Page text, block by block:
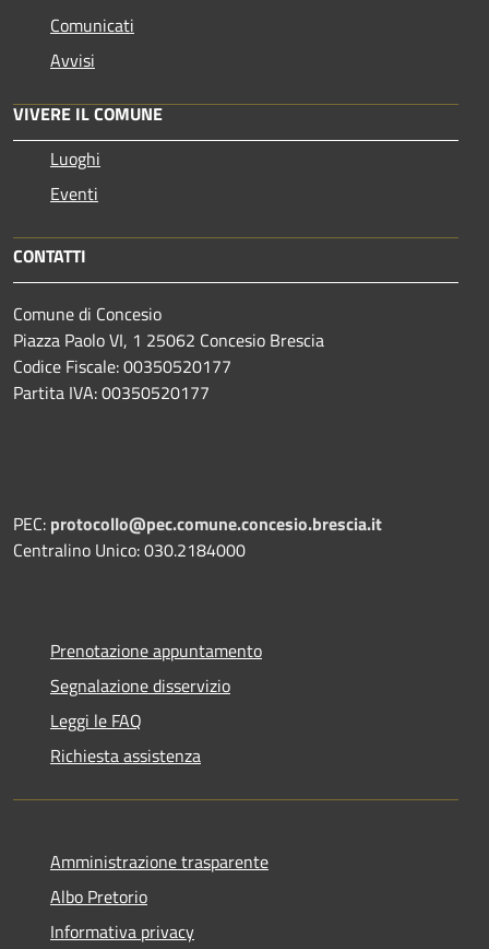
Comunicati
Avvisi
VIVERE IL COMUNE
Luoghi
Eventi
CONTATTI
Comune di Concesio
Piazza Paolo VI, 1 25062 Concesio Brescia
Codice Fiscale: 00350520177
Partita IVA: 00350520177
PEC: protocollo@pec.comune.concesio.brescia.it
Centralino Unico: 030.2184000
Prenotazione appuntamento
Segnalazione disservizio
Leggi le FAQ
Richiesta assistenza
Amministrazione trasparente
Albo Pretorio
Informativa privacy